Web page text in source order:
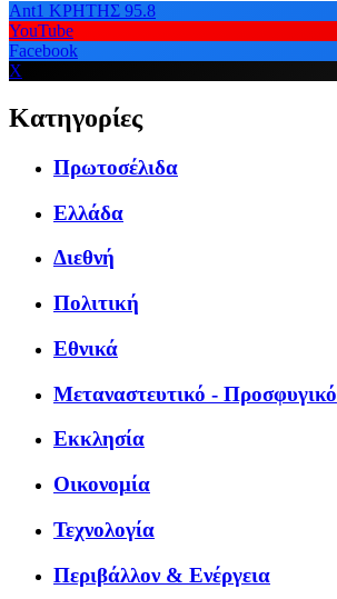
Ant1 ΚΡΗΤΗΣ 95.8
YouTube
Facebook
X
Κατηγορίες
Πρωτοσέλιδα
Ελλάδα
Διεθνή
Πολιτική
Εθνικά
Μεταναστευτικό - Προσφυγικό
Εκκλησία
Οικονομία
Τεχνολογία
Περιβάλλον & Ενέργεια